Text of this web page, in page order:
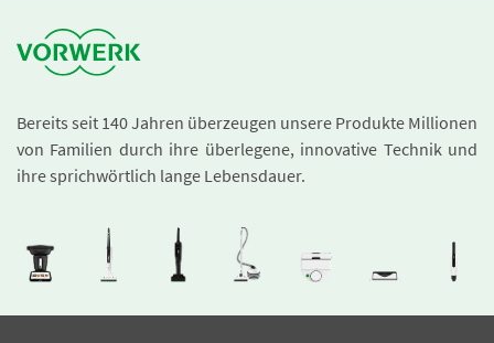
Bereits seit 140 Jahren überzeugen unsere Produkte Millionen
von Familien durch ihre überlegene, innovative Technik und
ihre sprichwörtlich lange Lebensdauer.